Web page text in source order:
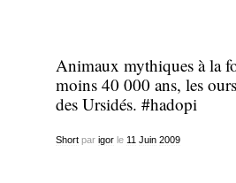
Animaux mythiques à la
moins 40 000 ans, les
des Ursidés. #hadopi
Shortpar igorle 11 Juin 2009